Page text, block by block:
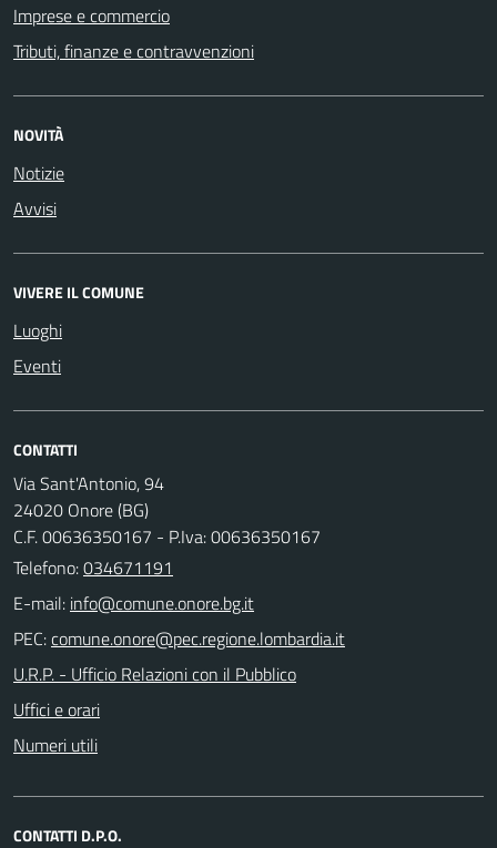
Imprese e commercio
Tributi, finanze e contravvenzioni
NOVITÀ
Notizie
Avvisi
VIVERE IL COMUNE
Luoghi
Eventi
CONTATTI
Via Sant'Antonio, 94
24020 Onore (BG)
C.F. 00636350167 - P.Iva: 00636350167
Telefono:034671191
E-mail:
PEC:
U.R.P. - Ufficio Relazioni con il Pubblico
Uffici e orari
Numeri utili
CONTATTI D.P.O.